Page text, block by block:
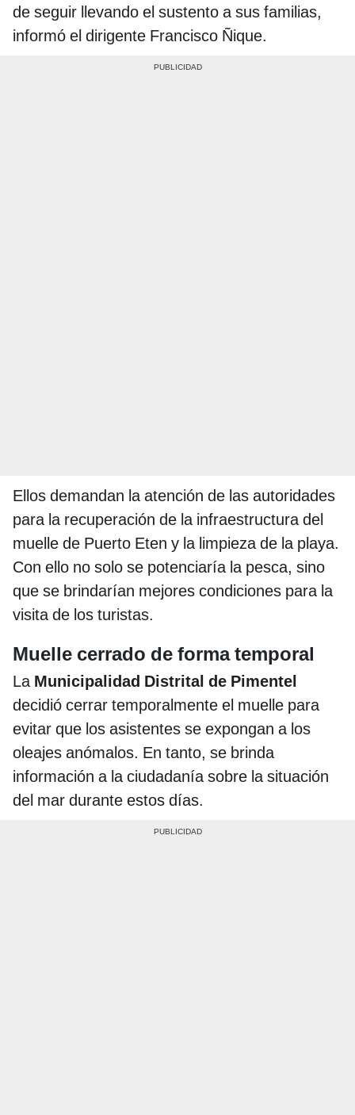
de seguir llevando el sustento a sus familias,
informó el dirigente Francisco Ñique.
Ellos demandan la atención de las autoridades
para la recuperación de la infraestructura del
muelle de Puerto Eten y la limpieza de la playa.
Con ello no solo se potenciaría la pesca, sino
que se brindarían mejores condiciones para la
visita de los turistas.
Muelle cerrado de forma temporal
La Municipalidad Distrital de Pimentel
decidió cerrar temporalmente el muelle para
evitar que los asistentes se expongan a los
oleajes anómalos. En tanto, se brinda
información a la ciudadanía sobre la situación
del mar durante estos días.